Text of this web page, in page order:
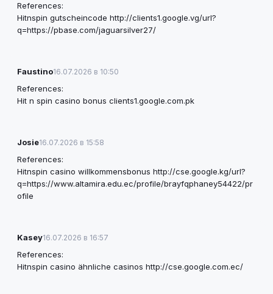
References:
Hitnspin gutscheincode http://clients1.google.vg/url?
q=https://pbase.com/jaguarsilver27/
Faustino16.07.2026 в 10:50
References:
Hit n spin casino bonus clients1.google.com.pk
Josie16.07.2026 в 15:58
References:
Hitnspin casino willkommensbonus http://cse.google.kg/url?
q=https://www.altamira.edu.ec/profile/brayfqphaney54422/pr
ofile
Kasey16.07.2026 в 16:57
References:
Hitnspin casino ähnliche casinos http://cse.google.com.ec/